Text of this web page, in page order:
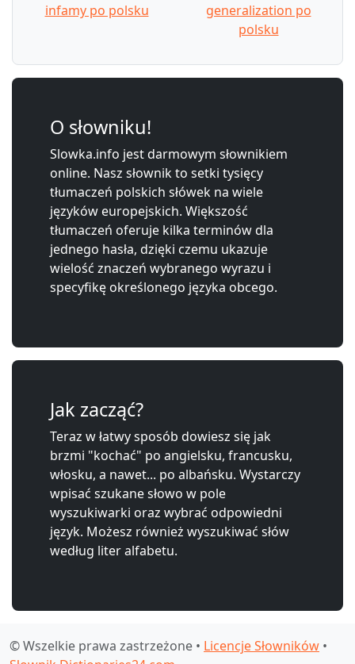
infamy po polsku
generalization po
polsku
O słowniku!
Slowka.info jest darmowym słownikiem
online. Nasz słownik to setki tysięcy
tłumaczeń polskich słówek na wiele
języków europejskich. Większość
tłumaczeń oferuje kilka terminów dla
jednego hasła, dzięki czemu ukazuje
wielość znaczeń wybranego wyrazu i
specyfikę określonego języka obcego.
Jak zacząć?
Teraz w łatwy sposób dowiesz się jak
brzmi "kochać" po angielsku, francusku,
włosku, a nawet... po albańsku. Wystarczy
wpisać szukane słowo w pole
wyszukiwarki oraz wybrać odpowiedni
język. Możesz również wyszukiwać słów
według liter alfabetu.
© Wszelkie prawa zastrzeżone • Licencje Słowników •